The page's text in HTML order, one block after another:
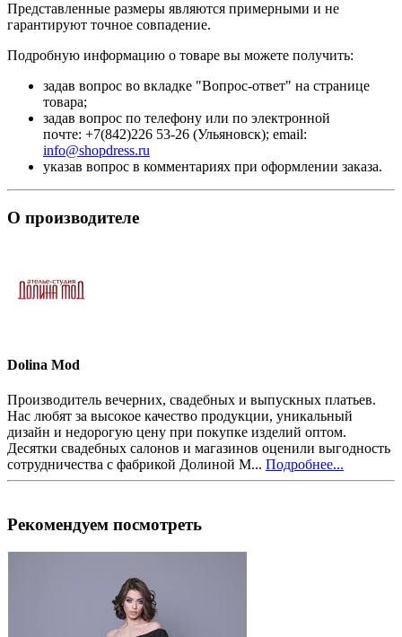
Представленные размеры являются примерными и не
гарантируют точное совпадение.
Подробную информацию о товаре вы можете получить:
задав вопрос во вкладке "Вопрос-ответ" на странице
товара;
задав вопрос по телефону или по электронной
почте: +7(842)226 53-26 (Ульяновск); email:
info@shopdress.ru
указав вопрос в комментариях при оформлении заказа.
О производителе
Dolina Mod
Производитель вечерних, свадебных и выпускных платьев.
Нас любят за высокое качество продукции, уникальный
дизайн и недорогую цену при покупке изделий оптом.
Десятки свадебных салонов и магазинов оценили выгодность
сотрудничества с фабрикой Долиной М... Подробнее...
Рекомендуем посмотреть